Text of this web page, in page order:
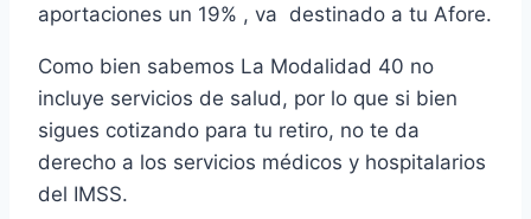
aportaciones un 19% , va destinado a tu Afore.
Como bien sabemos La Modalidad 40 no
incluye servicios de salud, por lo que si bien
sigues cotizando para tu retiro, no te da
derecho a los servicios médicos y hospitalarios
del IMSS.